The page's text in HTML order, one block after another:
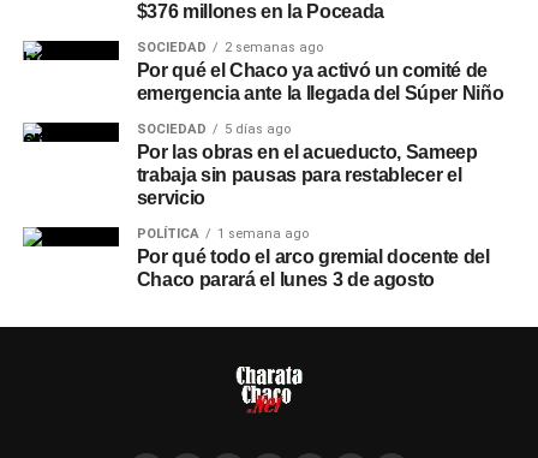
$376 millones en la Poceada
SOCIEDAD 2 semanas ago
Por qué el Chaco ya activó un comité de
emergencia ante la llegada del Súper Niño
SOCIEDAD 5 días ago
Por las obras en el acueducto, Sameep
trabaja sin pausas para restablecer el
servicio
POLÍTICA 1 semana ago
Por qué todo el arco gremial docente del
Chaco parará el lunes 3 de agosto